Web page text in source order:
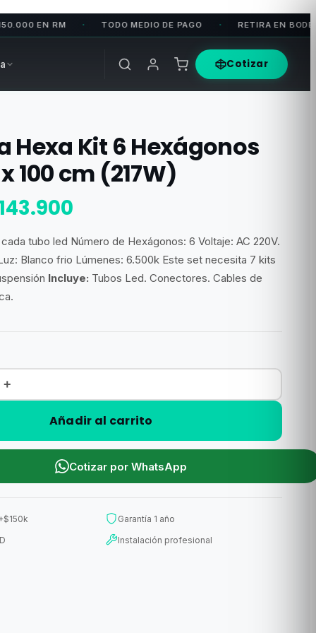
RM • TODO MEDIO DE PAGO • RETIRA EN BODEGA •
Cotizar
Hexa Kit 6 Hexágonos
100 cm (217W)
precio
actual
es:
tubo led Número de Hexágonos: 6 Voltaje: AC 220V.
Blanco frio Lúmenes: 6.500k Este set necesita 7 kits
Incluye: Tubos Led. Conectores. Cables de
+
Añadir al carrito
Cotizar por WhatsApp
Garantía 1 año
Instalación profesional